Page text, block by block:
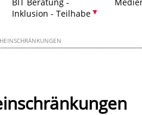
Inklusion - Teilhabe